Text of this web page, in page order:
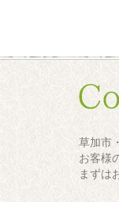
草加市
お客様
まずは